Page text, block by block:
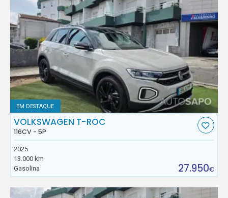
EM DESTAQUE
VOLKSWAGEN T-ROC
116CV - 5P
2025
13.000 km
Gasolina
27.950€